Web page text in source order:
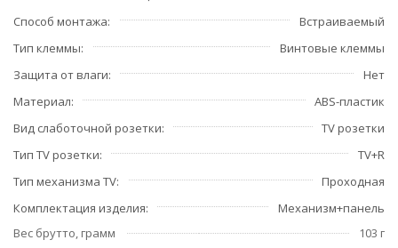
Способ монтажа
Встраиваемый
Тип клеммы
Винтовые клеммы
Защита от влаги
Нет
Материал
ABS-пластик
Вид слаботочной розетки
TV розетки
Тип TV розетки
TV+R
Тип механизма TV
Проходная
Комплектация изделия
Механизм+панель
Вес брутто, грамм
103 г